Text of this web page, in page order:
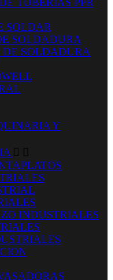
TUBERIAS PPR
SOLDAR
SOLDADURA
SOLDADURA
Y
 
INDUSTRIALES